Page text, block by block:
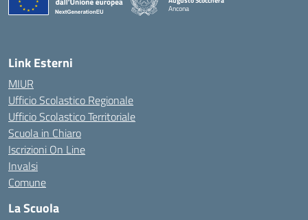
Ancona
Link Esterni
MIUR
Ufficio Scolastico Regionale
Ufficio Scolastico Territoriale
Scuola in Chiaro
Iscrizioni On Line
Invalsi
Comune
La Scuola